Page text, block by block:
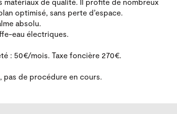
optimisé, sans perte d’espace.
absolu.
eau électriques.
: 50€/mois. Taxe foncière 270€.
de procédure en cours.